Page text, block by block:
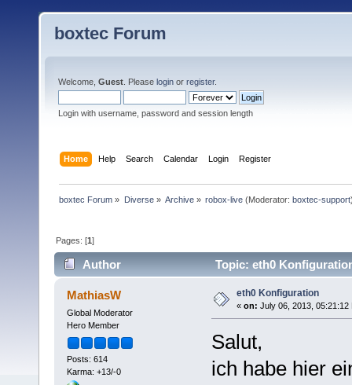
boxtec Forum
Welcome, Guest . Please login or register.
Login with username, password and session length
Home Help Search Calendar Login Register
boxtec Forum » Diverse» Archive» robox-live (Moderator:boxtec-support
Pages: [1]
Author Topic: eth0
MathiasW
Global Moderator
Hero Member
Posts: 614
Karma: +13/-0
eth0 Konfiguration
« on: July 06, 2013, 05:21:12
Salut,
ich habe hier